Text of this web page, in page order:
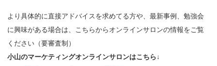
より具体的に直接アドバイスを求めてる方や、最新事例、勉強会
に興味がある場合は、こちらからオンラインサロンの情報をご覧
ください（要審査制）
小山のマーケティングオンラインサロンはこちら↓